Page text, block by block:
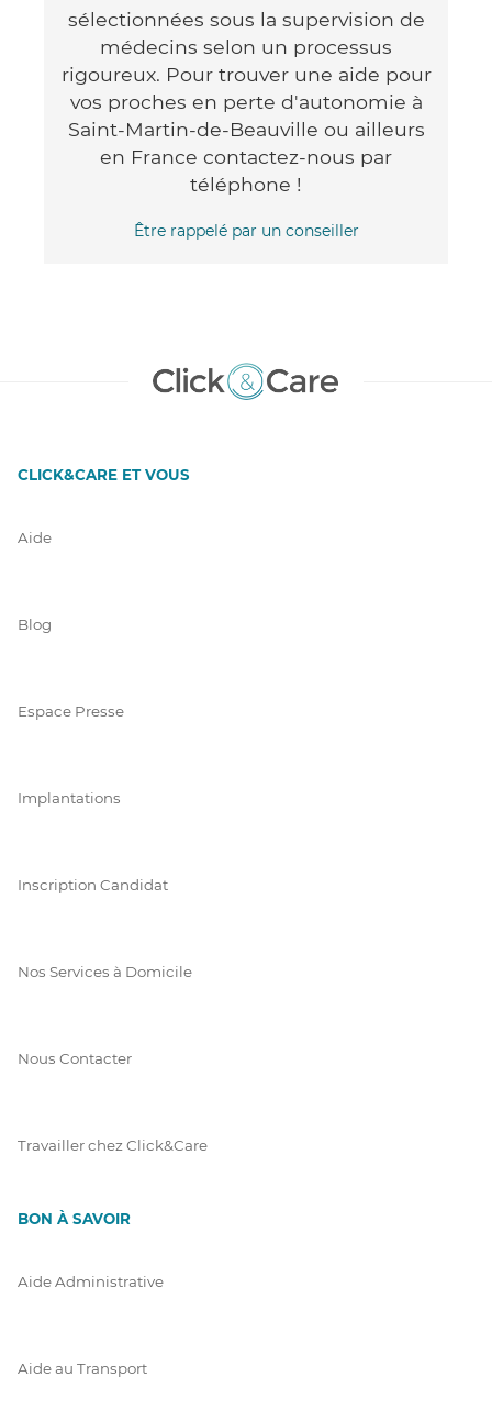
sélectionnées sous la supervision de
médecins selon un processus
rigoureux. Pour trouver une aide pour
vos proches en perte d'autonomie à
Saint-Martin-de-Beauville ou ailleurs
en France contactez-nous par
téléphone !
Être rappelé par un conseiller
CLICK&CARE ET VOUS
Aide
Blog
Espace Presse
Implantations
Inscription Candidat
Nos Services à Domicile
Nous Contacter
Travailler chez Click&Care
BON À SAVOIR
Aide Administrative
Aide au Transport